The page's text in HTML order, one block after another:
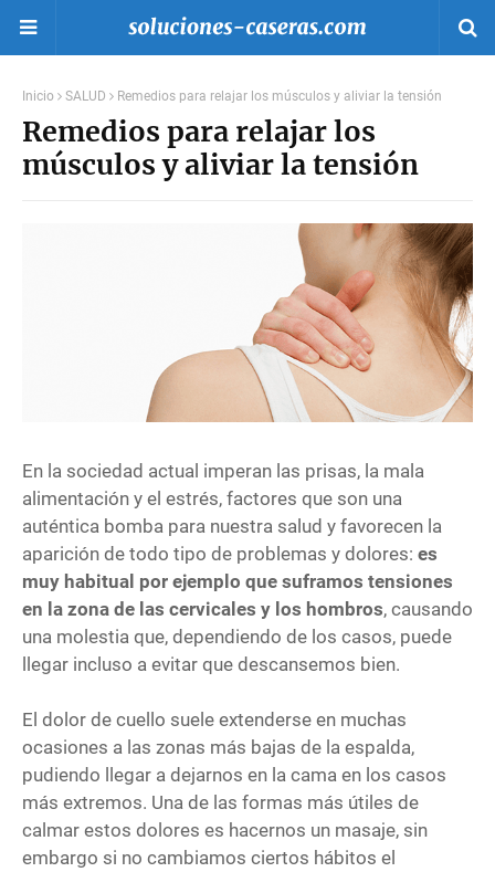
Inicio SALUD Remedios para relajar los músculos y aliviar la tensión
Remedios para relajar los
músculos y aliviar la tensión
En la sociedad actual imperan las prisas, la mala
alimentación y el estrés, factores que son una
auténtica bomba para nuestra salud y favorecen la
aparición de todo tipo de problemas y dolores: es
muy habitual por ejemplo que suframos tensiones
en la zona de las cervicales y los hombros, causando
una molestia que, dependiendo de los casos, puede
llegar incluso a evitar que descansemos bien.
El dolor de cuello suele extenderse en muchas
ocasiones a las zonas más bajas de la espalda,
pudiendo llegar a dejarnos en la cama en los casos
más extremos. Una de las formas más útiles de
calmar estos dolores es hacernos un masaje, sin
embargo si no cambiamos ciertos hábitos el